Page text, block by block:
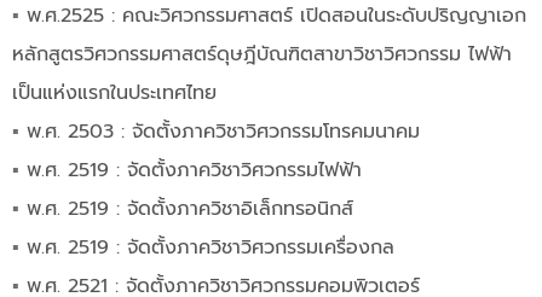
▪︎ พ.ศ.2525 : คณะวิศวกรรมศาสตร์ เปิดสอนในระดับปริญญาเอก
หลักสูตรวิศวกรรมศาสตร์ดุษฎีบัณฑิตสาขาวิชาวิศวกรรม ไฟฟ้า
เป็นแห่งแรกในประเทศไทย
▪︎ พ.ศ. 2503 : จัดตั้งภาควิชาวิศวกรรมโทรคมนาคม
▪︎ พ.ศ. 2519 : จัดตั้งภาควิชาวิศวกรรมไฟฟ้า
▪︎ พ.ศ. 2519 : จัดตั้งภาควิชาอิเล็กทรอนิกส์
▪︎ พ.ศ. 2519 : จัดตั้งภาควิชาวิศวกรรมเครื่องกล
▪︎ พ.ศ. 2521 : จัดตั้งภาควิชาวิศวกรรมคอมพิวเตอร์